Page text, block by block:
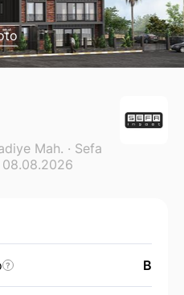
Mah. · Sefa
08.08.2026
? B